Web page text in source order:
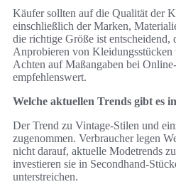
Käufer sollten auf die Qualität der
einschließlich der Marken,
die richtige Größe ist entscheidend,
Anprobieren von
Achten auf Maßangaben bei
empfehlenswert.
Welche aktuellen Trends gibt es
Der Trend zu Vintage-Stilen und
zugenommen. Verbraucher legen
nicht darauf, aktuelle Modetrends
investieren sie in Secondhand-
unterstreichen.